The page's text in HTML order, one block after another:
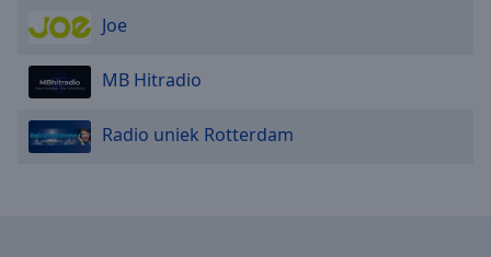
Joe
MB Hitradio
Radio uniek Rotterdam